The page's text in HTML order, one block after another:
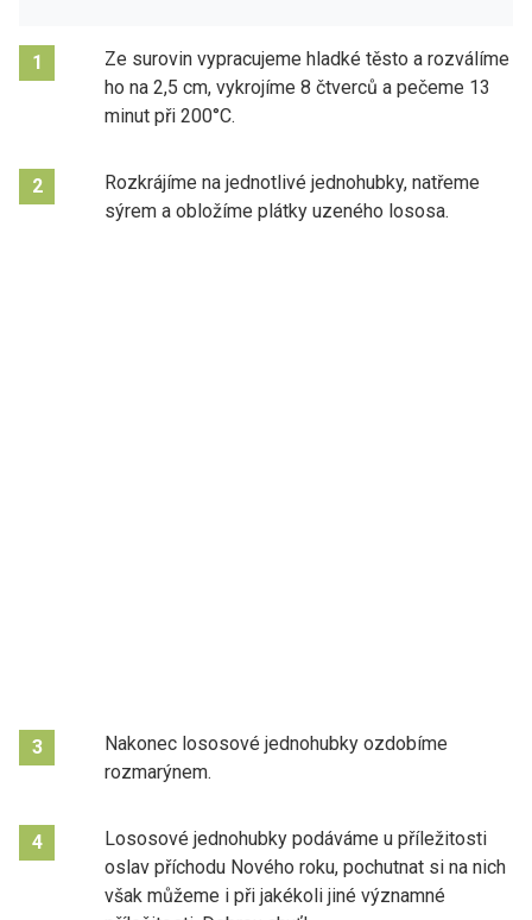
1
Ze surovin vypracujeme hladké těsto a rozválíme
ho na 2,5 cm, vykrojíme 8 čtverců a pečeme 13
minut při 200°C.
2
Rozkrájíme na jednotlivé jednohubky, natřeme
sýrem a obložíme plátky uzeného lososa.
3
Nakonec lososové jednohubky ozdobíme
rozmarýnem.
4
Lososové jednohubky podáváme u příležitosti
oslav příchodu Nového roku, pochutnat si na nich
však můžeme i při jakékoli jiné významné